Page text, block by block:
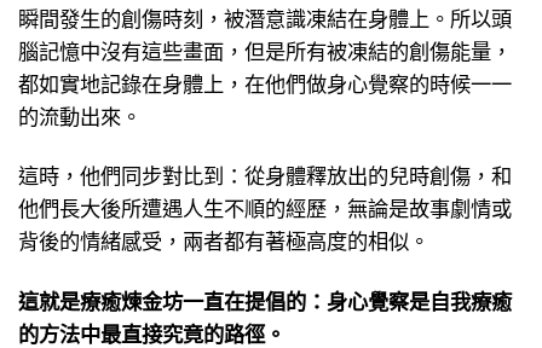
瞬間發生的創傷時刻，被潛意識凍結在身體上。所以頭
腦記憶中沒有這些畫面，但是所有被凍結的創傷能量，
都如實地記錄在身體上，在他們做身心覺察的時候一一
的流動出來。
這時，他們同步對比到：從身體釋放出的兒時創傷，和
他們長大後所遭遇人生不順的經歷，無論是故事劇情或
背後的情緒感受，兩者都有著極高度的相似。
這就是療癒煉金坊一直在提倡的： 身心覺察是自我療癒
的方法中最直接究竟的路徑。